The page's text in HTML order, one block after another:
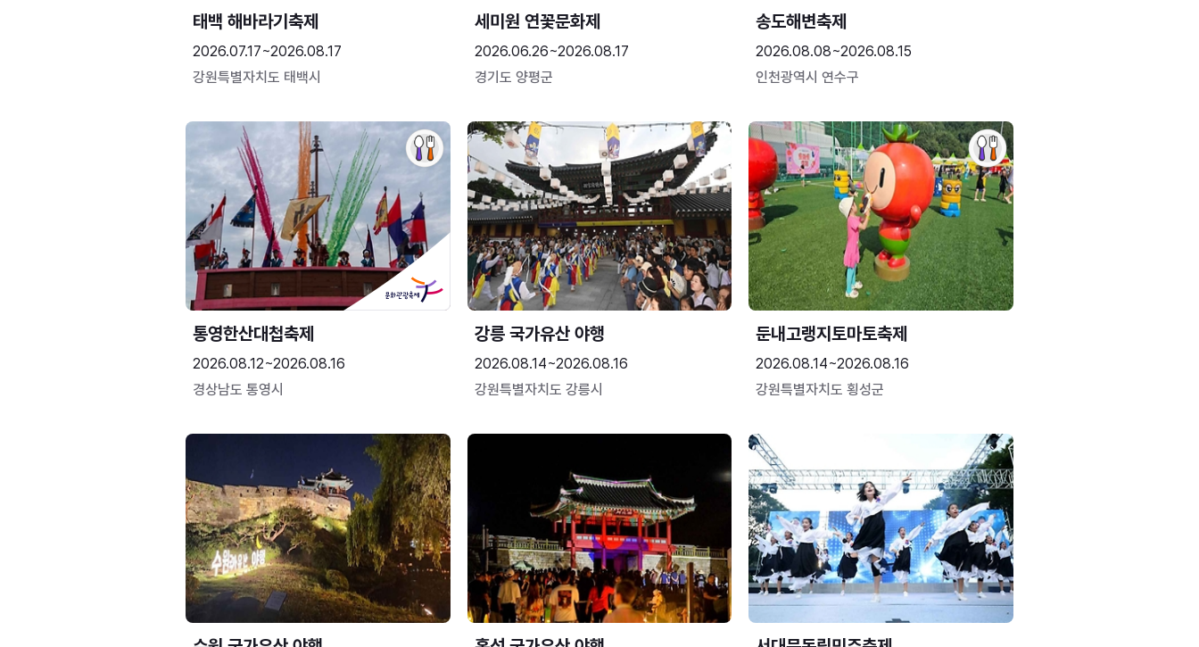
태백 해바라기축제
2026.07.17~2026.08.17
강원특별자치도 태백시
세미원 연꽃문화제
2026.06.26~2026.08.17
경기도 양평군
송도해변축제
2026.08.08~2026.08.15
인천광역시 연수구
통영한산대첩축제
2026.08.12~2026.08.16
경상남도 통영시
강릉 국가유산 야행
2026.08.14~2026.08.16
강원특별자치도 강릉시
둔내고랭지토마토축제
2026.08.14~2026.08.16
강원특별자치도 횡성군